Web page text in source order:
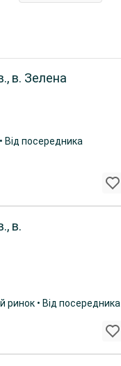
в. Зелена
Від посередника
в.
ринок • Від посередника